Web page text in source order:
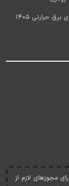
آخرین اخبار استخدام شرکت مادر تخصصی تولید نیروی برق حرارتی 1405
مجوزهای لازم از